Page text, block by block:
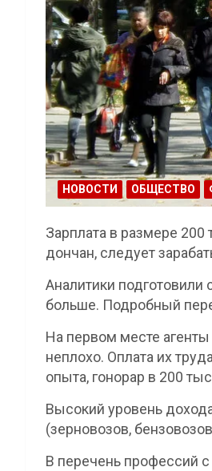
НОВОСТИ ОБЩЕСТВО
Зарплата в размере
дончан, следует
Аналитики подготовили
больше. Подробный
На первом месте
неплохо. Оплата их
опыта, гонорар в 200
Высокий уровень
(зерновозов,
В перечень профессий с